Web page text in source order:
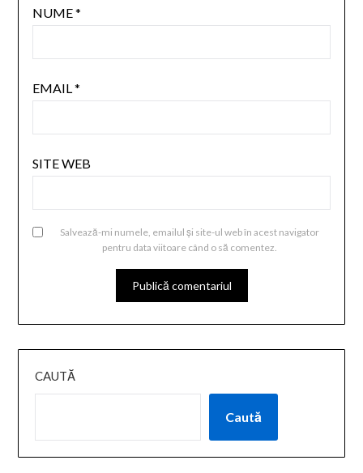
NUME*
EMAIL*
SITE WEB
Salvează-mi numele, emailul și site-ul web în acest navigator
pentru data viitoare când o să comentez.
CAUTĂ
Caută